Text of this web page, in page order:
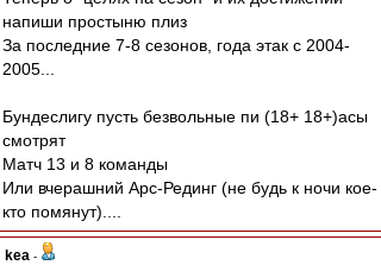
напиши простыню плиз
За последние 7-8 сезонов, года этак с 2004-
2005...
Бундеслигу пусть безвольные пи (18+ 18+)асы
смотрят
Матч 13 и 8 команды
Или вчерашний Арс-Рединг (не будь к ночи кое-
кто помянут)....
kea -